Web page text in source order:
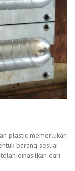
plastic memerlukan
barang sesuai
dihasilkan dari